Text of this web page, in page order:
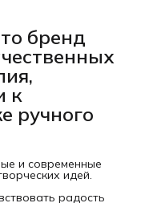
бренд
к
ручного
и современные
идей.
радость